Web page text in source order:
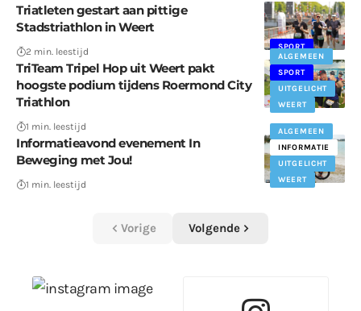
SPORT
Triatleten gestart aan pittige
Stadstriathlon in Weert
2 min. leestijd
ALGEMEEN
SPORT
UITGELICHT
WEERT
TriTeam Tripel Hop uit Weert pakt
hoogste podium tijdens Roermond City
Triathlon
1 min. leestijd
ALGEMEEN
INFORMATIE
UITGELICHT
WEERT
Informatieavond evenement In
Beweging met Jou!
1 min. leestijd
Vorige Volgende